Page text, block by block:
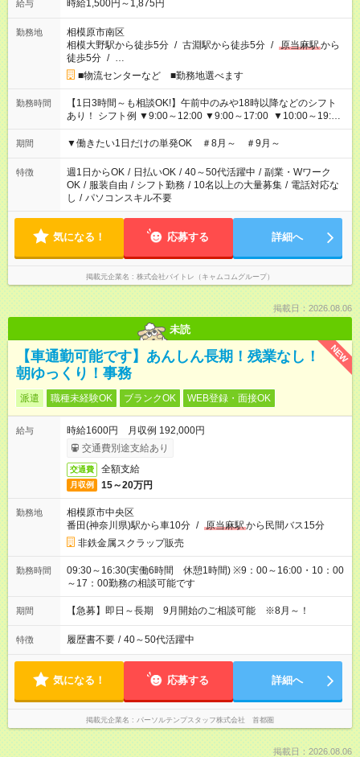
給与 時給1,500円～1,875円
勤務地
相模原市南区
相模大野駅から徒歩5分 / 古淵駅から徒歩5分 / 原当麻駅から
徒歩5分 / …
■物流センターなど ■勤務地選べます
勤務時間
【1日3時間～も相談OK!】午前中のみや18時以降などのシフト
あり！ シフト例 ▼9:00～12:00 ▼9:00～17:00 ▼10:00～19:00
▼18:00～21:00
期間 ▼働きたい1日だけの単発OK ＃8月～ ＃9月～
特徴 週1日からOK / 日払いOK / 40～50代活躍中 / 副業・Wワーク
OK / 服装自由 / シフト勤務 / 10名以上の大量募集 / 電話対応な
し / パソコンスキル不要
気になる！ 応募する 詳細へ
掲載元企業名 株式会社バイトレ（キャムコムグループ）
掲載日：2026.08.06
未読
NEW
【車通勤可能です】あんしん長期！残業なし！
朝ゆっくり！事務
派遣 職種未経験OK ブランクOK WEB登録・面接OK
給与
時給1600円 月収例 192,000円
交通費別途支給あり
交通費 全額支給
月収例 15～20万円
勤務地
相模原市中央区
番田(神奈川県)駅から車10分 / 原当麻駅から民間バス15分
非鉄金属スクラップ販売
勤務時間
09:30～16:30(実働6時間 休憩1時間) ※9：00～16:00・10：00
～17：00勤務の相談可能です
期間 【急募】即日～長期 9月開始のご相談可能 ※8月～！
特徴 履歴書不要 / 40～50代活躍中
気になる！ 応募する 詳細へ
掲載元企業名 パーソルテンプスタッフ株式会社 首都圏
掲載日：2026.08.06